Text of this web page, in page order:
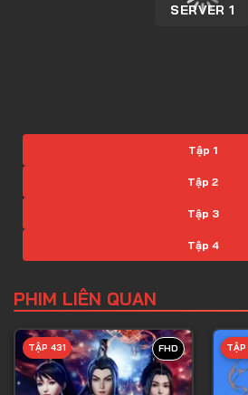
SERVER 1
Tập 1
Tập 2
Tập 3
Tập 4
Tập 6
Tập 7
Tập 8
PHIM LIÊN QUAN
FHD
TẬP 431